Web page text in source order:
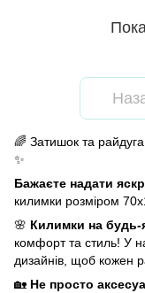
🌈 Затишок та
✨
Бажаєте надати
килимки розміром
🌸 Килимки на будь-
комфорт та стиль! У
дизайнів, щоб кожен
🏡 Не просто